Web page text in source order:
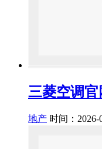
三菱空调
地产 时间：2026-